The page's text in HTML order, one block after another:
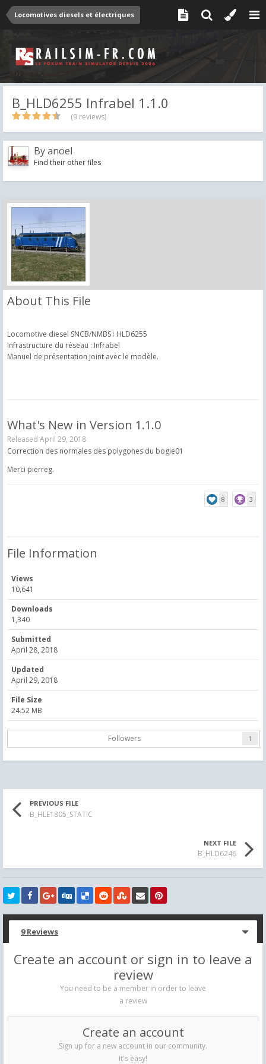
Locomotives diesels et électriques
B_HLD6255 Infrabel 1.1.0
(9 reviews)
Byanoel
Find their other files
About This File
Locomotive diesel SNCB/NMBS : HLD6255
Infrastructure du réseau : Infrabel
Manuel de présentation joint avec le modèle.
What's New in Version 1.1.0
Released April 29, 2018
Correction des normales des polygones du bogie01
Merci pierreg.
8 3
File Information
Views
10,641
Downloads
1,340
Submitted
April 28, 2018
Updated
April 29, 2018
File Size
24.52 MB
Followers 1
PREVIOUS FILE
B_HLE1805_STATIC
NEXT FILE
B_HLD6246
9 Reviews
Create an account or sign in to leave a
review
You need to be a member in order to leave
a review
Create an account
Sign up for a new account in our community.
It's easy!